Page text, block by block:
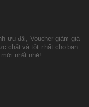
ưu đãi, Voucher giảm giá
chất và tốt nhất cho bạn.
nhất nhé!